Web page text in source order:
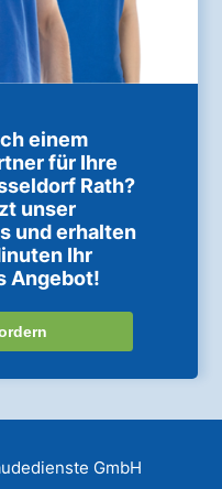
einem
für Ihre
Rath?
unser
und erhalten
Ihr
Angebot!
GmbH